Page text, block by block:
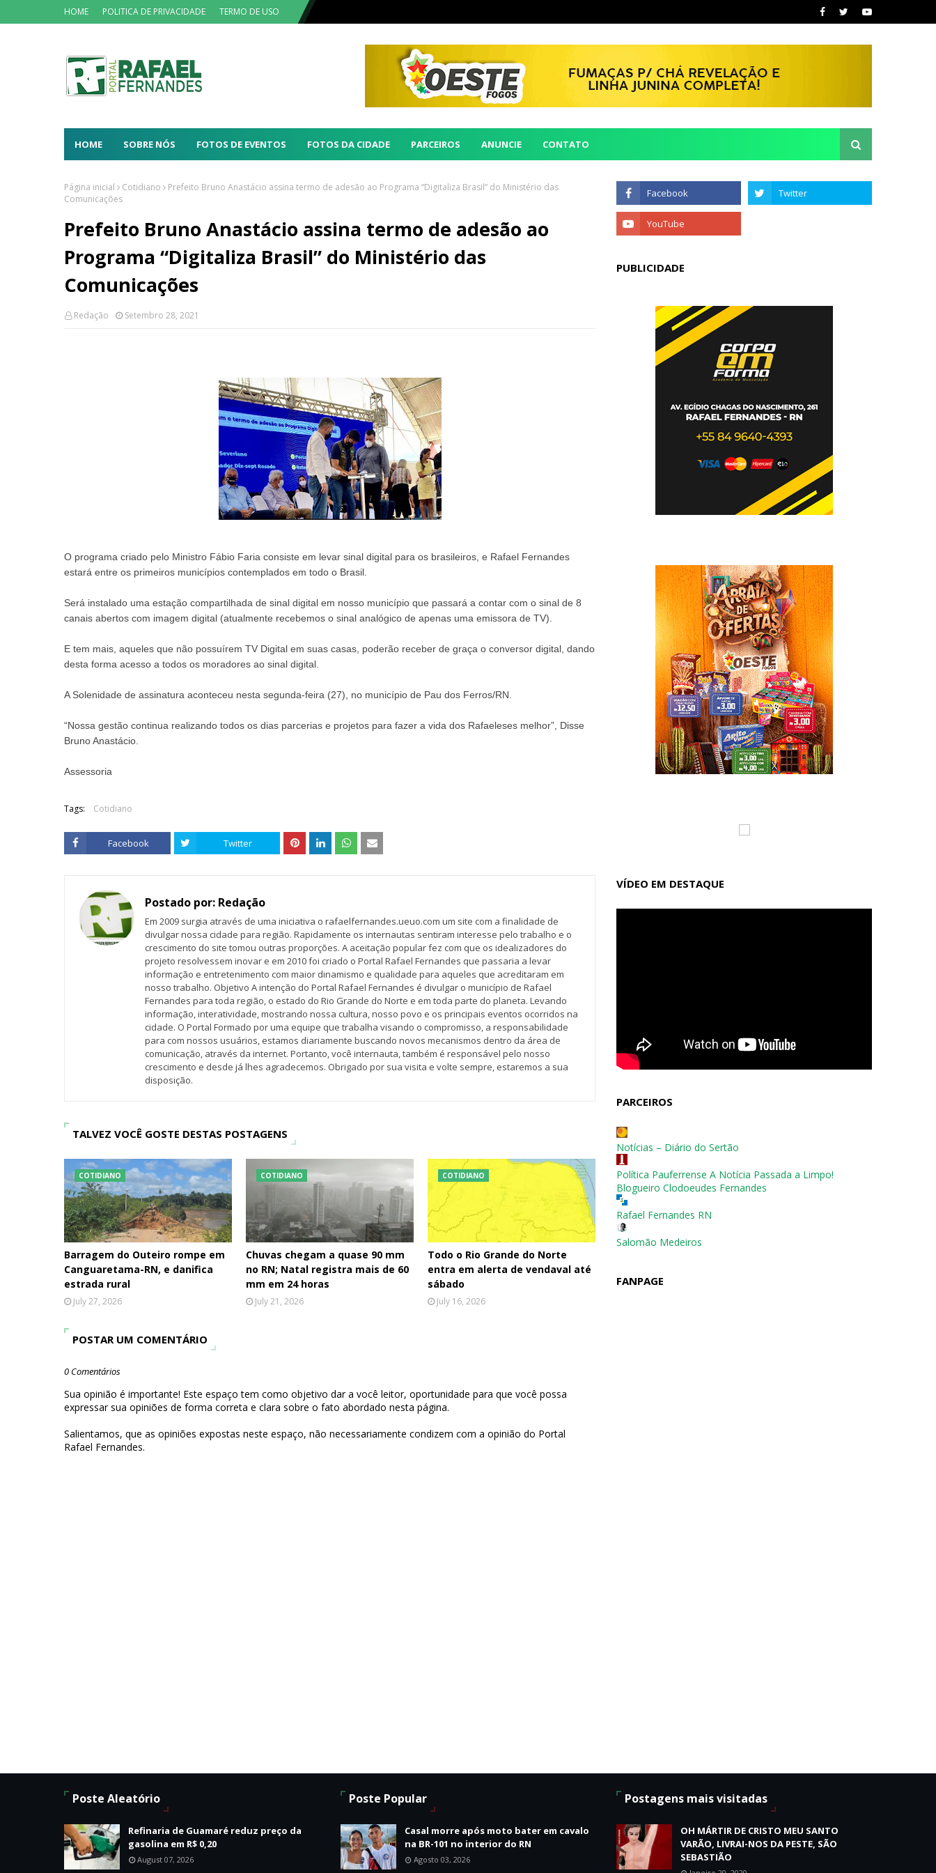
HOME POLITICA DE PRIVACIDADE TERMO DE USO
HOME SOBRE NÓS FOTOS DE EVENTOS FOTOS DA CIDADE PARCEIROS ANUNCIE CONTATO
Página inicial Cotidiano
Prefeito Bruno Anastácio assina termo de adesão ao Programa “Digitaliza Brasil” do Ministério das
Comunicações
Prefeito Bruno Anastácio assina termo de adesão ao
Programa “Digitaliza Brasil” do Ministério das
Comunicações
Redação Setembro 28, 2021
O programa criado pelo Ministro Fábio Faria consiste em levar sinal digital para os brasileiros, e Rafael Fernandes
estará entre os primeiros municípios contemplados em todo o Brasil.
Será instalado uma estação compartilhada de sinal digital em nosso município que passará a contar com o sinal de 8
canais abertos com imagem digital (atualmente recebemos o sinal analógico de apenas uma emissora de TV).
E tem mais, aqueles que não possuírem TV Digital em suas casas, poderão receber de graça o conversor digital, dando
desta forma acesso a todos os moradores ao sinal digital.
A Solenidade de assinatura aconteceu nesta segunda-feira (27), no município de Pau dos Ferros/RN.
“Nossa gestão continua realizando todos os dias parcerias e projetos para fazer a vida dos Rafaeleses melhor”, Disse
Bruno Anastácio.
Assessoria
Tags: Cotidiano
Facebook Twitter
Postado por: Redação
Em 2009 surgia através de uma iniciativa o rafaelfernandes.ueuo.com um site com a finalidade de
divulgar nossa cidade para região. Rapidamente os internautas sentiram interesse pelo trabalho e o
crescimento do site tomou outras proporções. A aceitação popular fez com que os idealizadores do
projeto resolvessem inovar e em 2010 foi criado o Portal Rafael Fernandes que passaria a levar
informação e entretenimento com maior dinamismo e qualidade para aqueles que acreditaram em
nosso trabalho. Objetivo A intenção do Portal Rafael Fernandes é divulgar o município de Rafael
Fernandes para toda região, o estado do Rio Grande do Norte e em toda parte do planeta. Levando
informação, interatividade, mostrando nossa cultura, nosso povo e os principais eventos ocorridos na
cidade. O Portal Formado por uma equipe que trabalha visando o compromisso, a responsabilidade
para com nossos usuários, estamos diariamente buscando novos mecanismos dentro da área de
comunicação, através da internet. Portanto, você internauta, também é responsável pelo nosso
crescimento e desde já lhes agradecemos. Obrigado por sua visita e volte sempre, estaremos a sua
disposição.
TALVEZ VOCÊ GOSTE DESTAS POSTAGENS
COTIDIANO
Barragem do Outeiro rompe em
Canguaretama-RN, e danifica
estrada rural
July 27, 2026
COTIDIANO
Chuvas chegam a quase 90 mm
no RN; Natal registra mais de 60
mm em 24 horas
July 21, 2026
COTIDIANO
Todo o Rio Grande do Norte
entra em alerta de vendaval até
sábado
July 16, 2026
POSTAR UM COMENTÁRIO
0 Comentários
Sua opinião é importante! Este espaço tem como objetivo dar a você leitor, oportunidade para que você possa
expressar sua opiniões de forma correta e clara sobre o fato abordado nesta página.
Salientamos, que as opiniões expostas neste espaço, não necessariamente condizem com a opinião do Portal
Rafael Fernandes.
PUBLICIDADE
VÍDEO EM DESTAQUE
PARCEIROS
Notícias – Diário do Sertão
Política Pauferrense A Notícia Passada a Limpo!
Blogueiro Clodoeudes Fernandes
Rafael Fernandes RN
Salomão Medeiros
FANPAGE
Poste Aleatório
Refinaria de Guamaré reduz preço da
gasolina em R$ 0,20
August 07, 2026
Poste Popular
Casal morre após moto bater em cavalo
na BR-101 no interior do RN
Agosto 03, 2026
Postagens mais visitadas
OH MÁRTIR DE CRISTO MEU SANTO
VARÃO, LIVRAI-NOS DA PESTE, SÃO
SEBASTIÃO